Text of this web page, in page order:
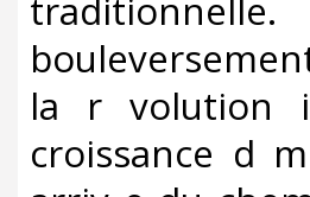
la r volution
croissance d